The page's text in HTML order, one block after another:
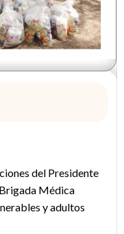
del Presidente
Médica
y adultos